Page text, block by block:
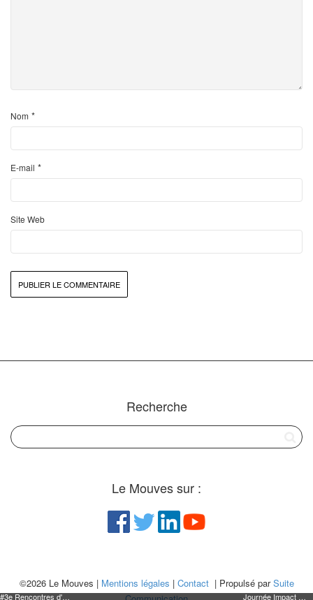
#3e Rencontres d'affaires à Impacts - 4 novembre Journée Impact Management - 7 octobre
Nom *
E-mail *
Site Web
Recherche
Le Mouves sur :
©2026 Le Mouves | Mentions légales | Contact| Propulsé parSuite